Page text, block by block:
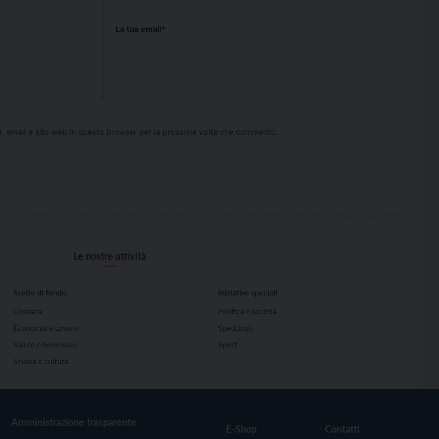
La tua email*
email e sito web in questo browser per la prossima volta che commento.
Le nostre attività
Scelte di fondo
Cronaca
Economia e Lavoro
Salute e benessere
Scuola e cultura
Iniziative speciali
Politica e società
Spettacoli
Sport
Amministrazione trasparente
E-Shop Contatti